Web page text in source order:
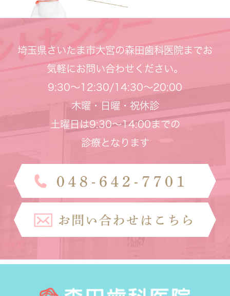
埼玉県さいたま市大宮の森田歯科医院までお
気軽にお問い合わせください。
9:30～12:30/14:30～20:00
木曜・日曜・祝休診
土曜日は9:30～14:00までの
診療となります